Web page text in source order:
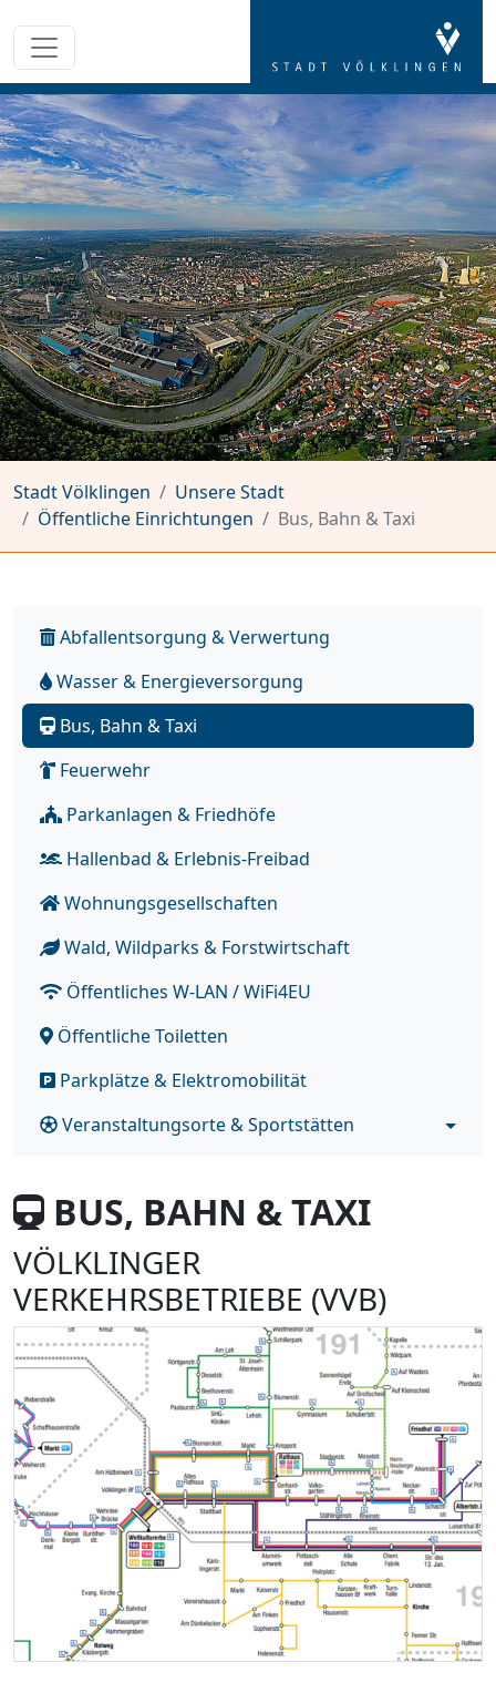
Stadt Völklingen
Unsere Stadt
Öffentliche Einrichtungen
Bus, Bahn & Taxi
Abfallentsorgung & Verwertung
Wasser & Energieversorgung
Bus, Bahn & Taxi
Feuerwehr
Parkanlagen & Friedhöfe
Hallenbad & Erlebnis-Freibad
Wohnungsgesellschaften
Wald, Wildparks & Forstwirtschaft
Öffentliches W-LAN / WiFi4EU
Öffentliche Toiletten
Parkplätze & Elektromobilität
Veranstaltungsorte & Sportstätten
BUS, BAHN & TAXI
VÖLKLINGER
VERKEHRSBETRIEBE (VVB)